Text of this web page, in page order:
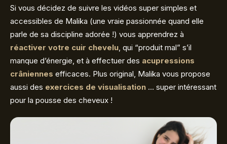
Si vous décidez de suivre les vidéos super simples et
accessibles de Malika (une vraie passionnée quand elle
parle de sa discipline adorée !) vous apprendrez à
réactiver votre cuir chevelu, qui “produit mal” s’il
manque d’énergie, et à effectuer des acupressions
crâniennes efficaces. Plus original, Malika vous propose
aussi des exercices de visualisation … super intéressant
pour la pousse des cheveux !